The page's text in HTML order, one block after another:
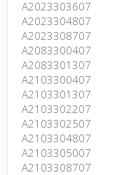
A2023303607
A2023304807
A2023308707
A2083300407
A2083301307
A2103300407
A2103301307
A2103302207
A2103302507
A2103304807
A2103305007
A2103308707